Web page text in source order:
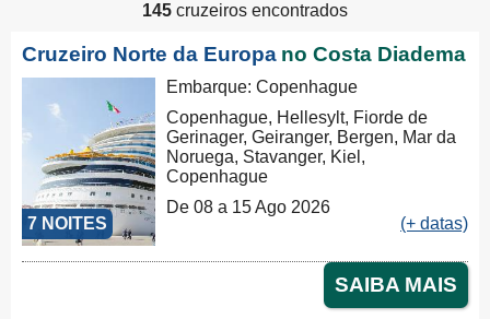
145 cruzeiros encontrados
Cruzeiro Norte da Europa no Costa Diadema
7 NOITES
Embarque: Copenhague
Copenhague, Hellesylt, Fiorde de
Gerinager, Geiranger, Bergen, Mar da
Noruega, Stavanger, Kiel,
Copenhague
De 08 a 15 Ago 2026
(+ datas)
SAIBA MAIS